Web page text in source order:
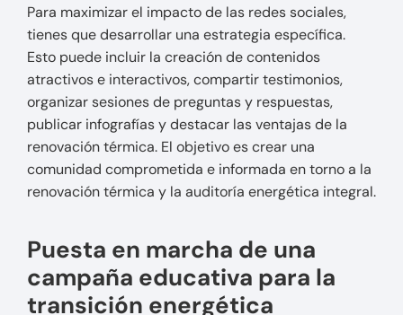
Para maximizar el impacto de las redes sociales,
tienes que desarrollar una estrategia específica.
Esto puede incluir la creación de contenidos
atractivos e interactivos, compartir testimonios,
organizar sesiones de preguntas y respuestas,
publicar infografías y destacar las ventajas de la
renovación térmica. El objetivo es crear una
comunidad comprometida e informada en torno a la
renovación térmica y la auditoría energética integral.
Puesta en marcha de una
campaña educativa para la
transición energética